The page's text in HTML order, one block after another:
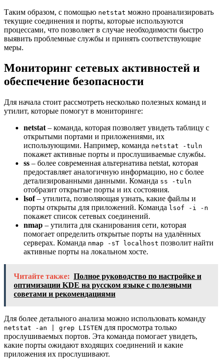
Таким образом, с помощью netstat можно проанализировать
текущие соединения и порты, которые используются
процессами, что позволяет в случае необходимости быстро
выявить проблемные службы и принять соответствующие
меры.
Мониторинг сетевых активностей и
обеспечение безопасности
Для начала стоит рассмотреть несколько полезных команд и
утилит, которые помогут в мониторинге:
netstat – команда, которая позволяет увидеть таблицу с
открытыми портами и приложениями, их
использующими. Например, команда netstat -tuln
покажет активные порты и прослушиваемые службы.
ss – более современная альтернатива netstat, которая
предоставляет аналогичную информацию, но с более
детализированными данными. Команда ss -tuln
отобразит открытые порты и их состояния.
lsof– утилита, позволяющая узнать, какие файлы и
порты открыты для приложений. Команда lsof -i -n
покажет список сетевых соединений.
nmap – утилита для сканирования сети, которая
помогает определить открытые порты на удалённых
серверах. Команда nmap -sT localhost позволит найти
активные порты на локальном хосте.
Читайте также: Полное руководство по настройке и
оптимизации KDE на русском языке с полезными
советами и рекомендациями
Для более детального анализа можно использовать команду
netstat -an | grep LISTEN для просмотра только
прослушиваемых портов. Эта команда помогает увидеть,
какие порты ожидают входящих соединений и какие
приложения их прослушивают.